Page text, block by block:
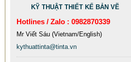
KỸ THUẬT THIẾT KẾ BẢN VẼ
Hotlines / Zalo : 0982870339
Mr Viết Sáu (Vietnam/English)
kythuattinta@tinta.vn